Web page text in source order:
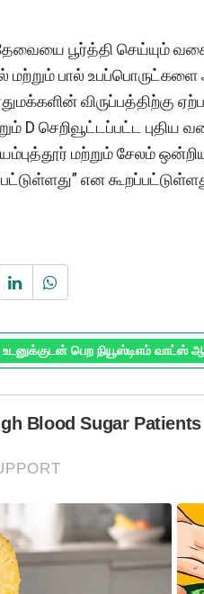
பூர்த்தி செய்யும்
மற்றும் பால் உபப்பொருட்களை
விருப்பத்திற்கு
D செறிவூட்டப்பட்ட புதிய
மற்றும் சேலம்
என
பெற நியூஸ்டிஎம்